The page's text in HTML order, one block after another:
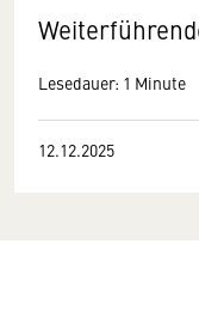
Lesedauer: 1 Minute
12.12.2025